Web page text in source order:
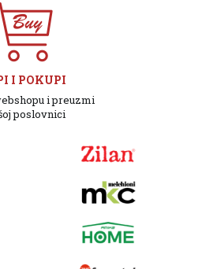
I POKUPI
i preuzmi
poslovnici